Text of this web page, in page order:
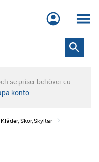
Meny
se priser behöver du
konto
Skor, Skyltar